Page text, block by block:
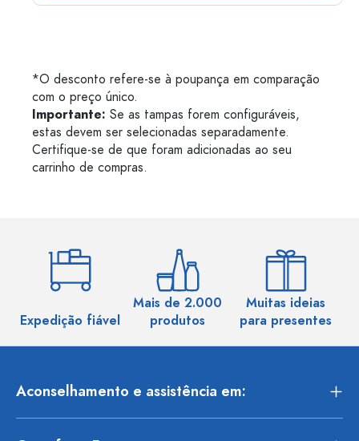
*O desconto refere-se à poupança em comparação
com o preço único.
Importante: Se as tampas forem configuráveis,
estas devem ser selecionadas separadamente.
Certifique-se de que foram adicionadas ao seu
carrinho de compras.
Expedição fiável
Mais de 2.000
produtos
Muitas ideias
para presentes
Aconselhamento e assistência em: